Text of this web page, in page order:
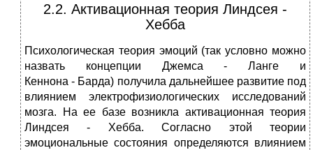
2.2. Активационная теория Линдсея -
Хебба
Психологическая теория эмоций (так условно можно
назвать концепции Джемса - Ланге и
Кеннона - Барда) получила дальнейшее развитие под
влиянием электрофизиологических исследований
мозга. На ее базе возникла активационная теория
Линдсея - Хебба. Согласно этой теории
эмоциональные состояния определяются влиянием